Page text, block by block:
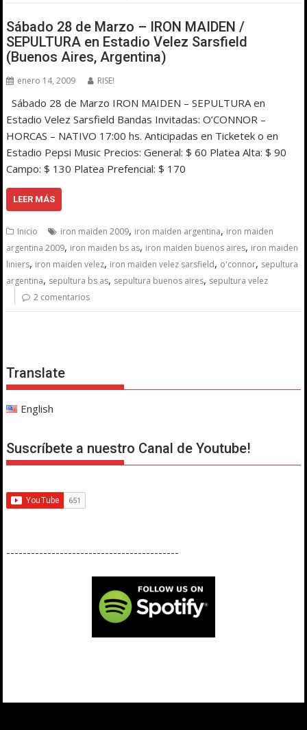
Sábado 28 de Marzo – IRON MAIDEN /
SEPULTURA en Estadio Velez Sarsfield
(Buenos Aires, Argentina)
enero 14, 2009 RISE!
Sábado 28 de Marzo IRON MAIDEN – SEPULTURA en
Estadio Velez Sarsfield Bandas Invitadas: O’CONNOR –
HORCAS – NATIVO 17:00 hs. Anticipadas en Ticketek o en
Estadio Pepsi Music Precios: General: $ 60 Platea Alta: $ 90
Campo: $ 130 Platea Prefencial: $ 170
LEER MÁS
Inicio iron maiden 2009, iron maiden argentina, iron maiden
argentina 2009, iron maiden bs as, iron maiden buenos aires, iron maiden
liniers, iron maiden velez, iron maiden velez sarsfield, o'connor, sepultura
argentina, sepultura bs as, sepultura buenos aires, sepultura velez
2 comentarios
Translate
English
Suscríbete a nuestro Canal de Youtube!
------------------------------------------